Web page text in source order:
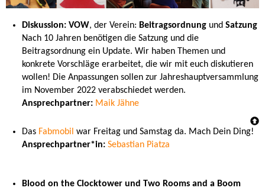
Diskussion: VOW, der Verein: Beitragsordnung und Satzung
Nach 10 Jahren benötigen die Satzung und die
Beitragsordnung ein Update. Wir haben Themen und
konkrete Vorschläge erarbeitet, die wir mit euch diskutieren
wollen! Die Anpassungen sollen zur Jahreshauptversammlung
im November 2022 verabschiedet werden.
Ansprechpartner: Maik Jähne
Das Fabmobil war Freitag und Samstag da. Mach Dein Ding!
Ansprechpartner*in: Sebastian Piatza
Blood on the Clocktower und Two Rooms and a Boom